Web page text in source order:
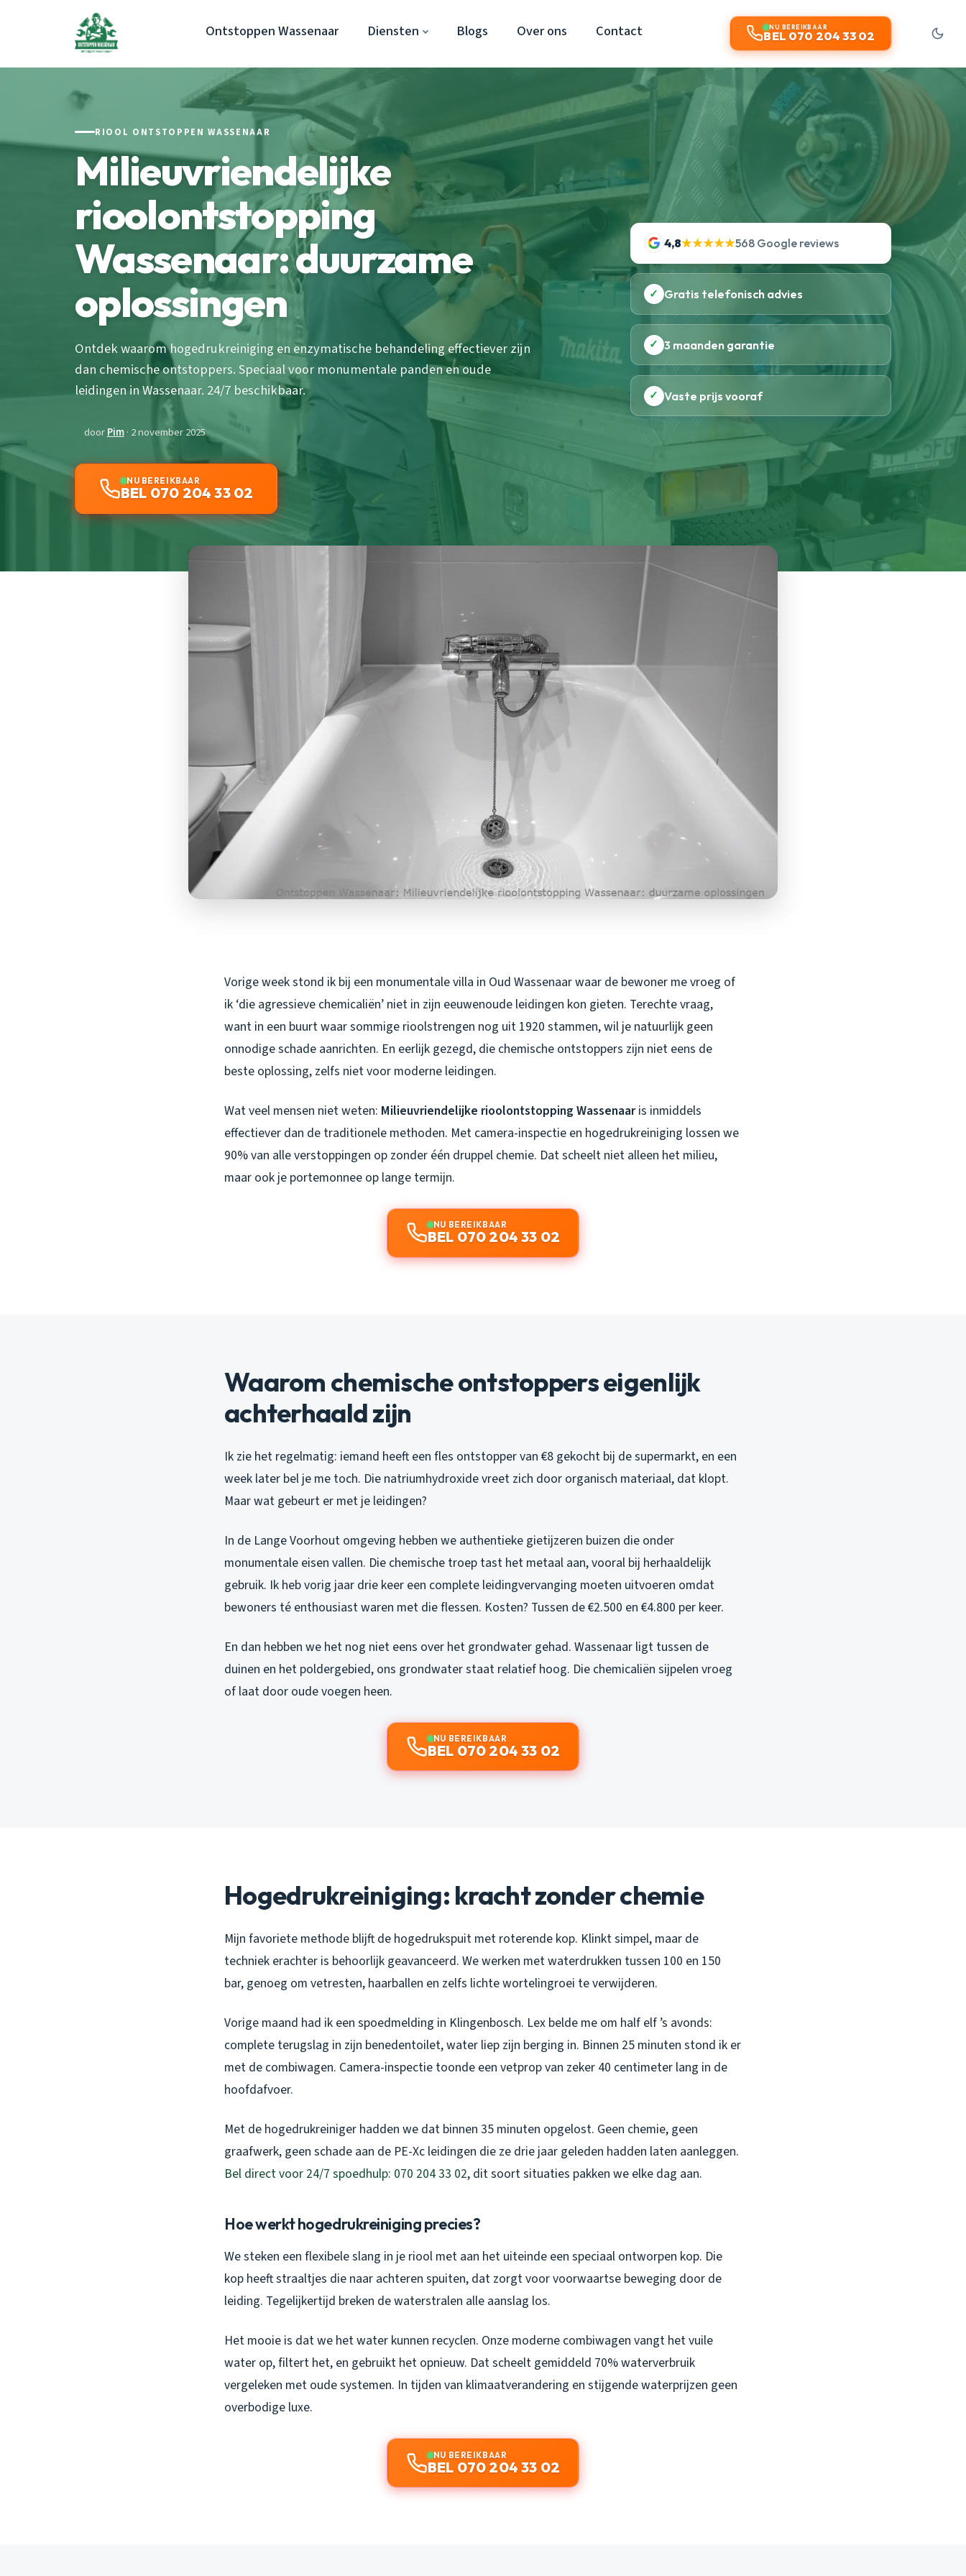
Ontstoppen Wassenaar Diensten Blogs Over ons Contact NU BEREIKBAAR
BEL 070 204 33 02
RIOOL ONTSTOPPEN WASSENAAR
Milieuvriendelijke
rioolontstopping
Wassenaar: duurzame
oplossingen
Ontdek waarom hogedrukreiniging en enzymatische behandeling effectiever zijn
dan chemische ontstoppers. Speciaal voor monumentale panden en oude
leidingen in Wassenaar. 24/7 beschikbaar.
doorPim· 2 november 2025
NU BEREIKBAAR
BEL 070 204 33 02
4,8★★★★★568 Google reviews
✓ Gratis telefonisch advies
✓ 3 maanden garantie
✓ Vaste prijs vooraf
Vorige week stond ik bij een monumentale villa in Oud Wassenaar waar de bewoner me vroeg of
ik ‘die agressieve chemicaliën’ niet in zijn eeuwenoude leidingen kon gieten. Terechte vraag,
want in een buurt waar sommige rioolstrengen nog uit 1920 stammen, wil je natuurlijk geen
onnodige schade aanrichten. En eerlijk gezegd, die chemische ontstoppers zijn niet eens de
beste oplossing, zelfs niet voor moderne leidingen.
Wat veel mensen niet weten: Milieuvriendelijke rioolontstopping Wassenaaris inmiddels
effectiever dan de traditionele methoden. Met camera-inspectie en hogedrukreiniging lossen we
90% van alle verstoppingen op zonder één druppel chemie. Dat scheelt niet alleen het milieu,
maar ook je portemonnee op lange termijn.
NU BEREIKBAAR
BEL 070 204 33 02
Waarom chemische ontstoppers eigenlijk
achterhaald zijn
Ik zie het regelmatig: iemand heeft een fles ontstopper van €8 gekocht bij de supermarkt, en een
week later bel je me toch. Die natriumhydroxide vreet zich door organisch materiaal, dat klopt.
Maar wat gebeurt er met je leidingen?
In de Lange Voorhout omgeving hebben we authentieke gietijzeren buizen die onder
monumentale eisen vallen. Die chemische troep tast het metaal aan, vooral bij herhaaldelijk
gebruik. Ik heb vorig jaar drie keer een complete leidingvervanging moeten uitvoeren omdat
bewoners té enthousiast waren met die flessen. Kosten? Tussen de €2.500 en €4.800 per keer.
En dan hebben we het nog niet eens over het grondwater gehad. Wassenaar ligt tussen de
duinen en het poldergebied, ons grondwater staat relatief hoog. Die chemicaliën sijpelen vroeg
of laat door oude voegen heen.
NU BEREIKBAAR
BEL 070 204 33 02
Hogedrukreiniging: kracht zonder chemie
Mijn favoriete methode blijft de hogedrukspuit met roterende kop. Klinkt simpel, maar de
techniek erachter is behoorlijk geavanceerd. We werken met waterdrukken tussen 100 en 150
bar, genoeg om vetresten, haarballen en zelfs lichte wortelingroei te verwijderen.
Vorige maand had ik een spoedmelding in Klingenbosch. Lex belde me om half elf ’s avonds:
complete terugslag in zijn benedentoilet, water liep zijn berging in. Binnen 25 minuten stond ik er
met de combiwagen. Camera-inspectie toonde een vetprop van zeker 40 centimeter lang in de
hoofdafvoer.
Met de hogedrukreiniger hadden we dat binnen 35 minuten opgelost. Geen chemie, geen
graafwerk, geen schade aan de PE-Xc leidingen die ze drie jaar geleden hadden laten aanleggen.
Bel direct voor 24/7 spoedhulp: 070 204 33 02, dit soort situaties pakken we elke dag aan.
Hoe werkt hogedrukreiniging precies?
We steken een flexibele slang in je riool met aan het uiteinde een speciaal ontworpen kop. Die
kop heeft straaltjes die naar achteren spuiten, dat zorgt voor voorwaartse beweging door de
leiding. Tegelijkertijd breken de waterstralen alle aanslag los.
Het mooie is dat we het water kunnen recyclen. Onze moderne combiwagen vangt het vuile
water op, filtert het, en gebruikt het opnieuw. Dat scheelt gemiddeld 70% waterverbruik
vergeleken met oude systemen. In tijden van klimaatverandering en stijgende waterprijzen geen
overbodige luxe.
NU BEREIKBAAR
BEL 070 204 33 02